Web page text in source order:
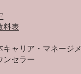
ルを込めて
料表
キャリア・マネージ
ンセラー